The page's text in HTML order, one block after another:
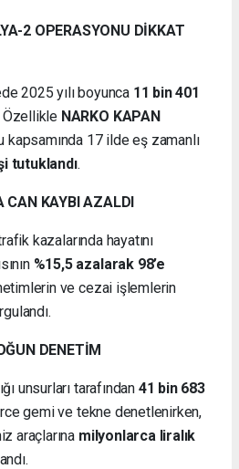
2 OPERASYONU DİKKAT
2025 yılı boyunca 11 bin 401
Özellikle NARKO KAPAN
kapsamında 17 ilde eş zamanlı
tutuklandı.
CAN KAYBI AZALDI
kazalarında hayatını
%15,5 azalarak 98’e
ve cezai işlemlerin
DENETİM
unsurları tarafından 41 bin 683
gemi ve tekne denetlenirken,
araçlarına milyonlarca liralık